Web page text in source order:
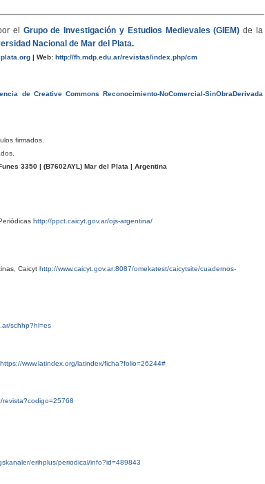
el Grupo de Investigación y Estudios Medievales (GIEM) de la
Nacional de Mar del Plata.
| Web: http://fh.mdp.edu.ar/revistas/index.php/cm
de Creative Commons Reconocimiento-NoComercial-SinObraDerivada
firmados.
3350 | (B7602AYL) Mar del Plata | Argentina
http://ppct.caicyt.gov.ar/ojs-argentina/
Caicyt http://www.caicyt.gov.ar:8087/omekatest/caicytsite/cuadernos-
schhp?hl=es
https://www.latindex.org/latindex/ficha?folio=26244#
revista?codigo=25768
erihplus/periodical/info?id=489843